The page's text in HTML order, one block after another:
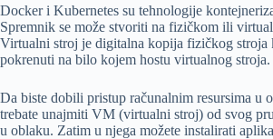
Docker i Kubernetes su tehnologije
Spremnik se može stvoriti na fizičkom ili
Virtualni stroj je digitalna kopija fizičkog stroja
pokrenuti na bilo kojem hostu virtualnog stroja.
Da biste dobili pristup računalnim resursima u
trebate unajmiti VM (virtualni stroj) od svog
u oblaku. Zatim u njega možete instalirati